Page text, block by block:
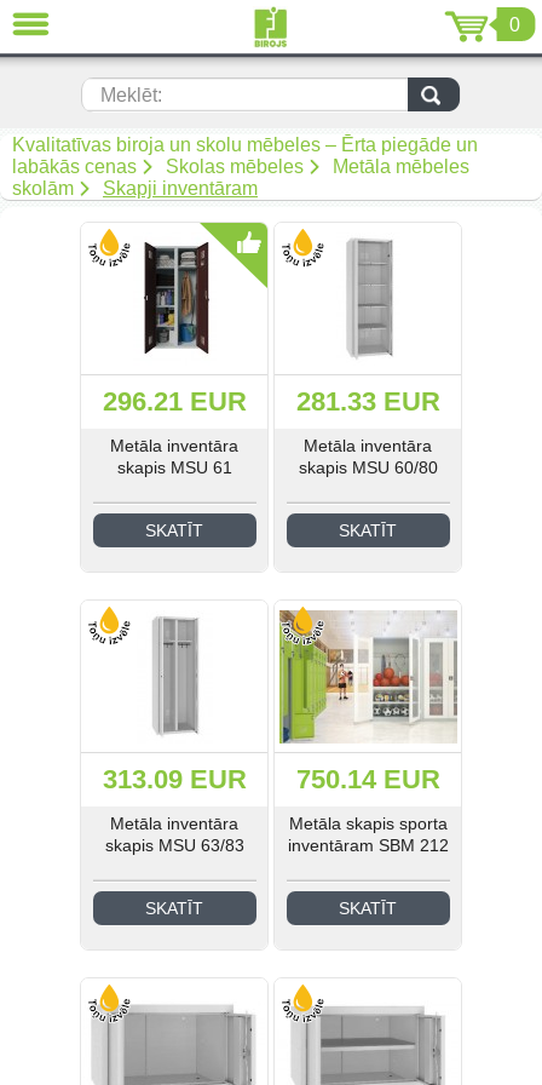
0
Meklēt:
Kvalitatīvas biroja un skolu mēbeles – Ērta piegāde un
labākās cenas
Skolas mēbeles
Metāla mēbeles
skolām
Skapji inventāram
296.21 EUR
Metāla inventāra
skapis MSU 61
SKATĪT
281.33 EUR
Metāla inventāra
skapis MSU 60/80
SKATĪT
313.09 EUR
Metāla inventāra
skapis MSU 63/83
SKATĪT
750.14 EUR
Metāla skapis sporta
inventāram SBM 212
SKATĪT
AIZVĒRT
EN RU
Biroja mēbeles (299)
Akustiskās mēbeles (19)
Krēsli (108)
Mīkstās biroja mēbeles (67)
Biroja metāla mēbeles (92)
Arhīvam un noliktavai (50)
Metāla mēbeles darbam (268)
Metāla mēbeles mantu
uzglabāšanai (34)
Medicīnas un laboratoriju
Industriālā stila mēbeles (21)
Bērnudārza mēbeles (42)
EIS Katalogs (193)
Reģistrēties